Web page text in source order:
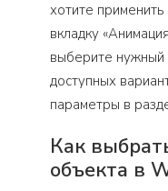
хотите
вкладку
выберите нужный
доступных
параметры в
Как
объекта в